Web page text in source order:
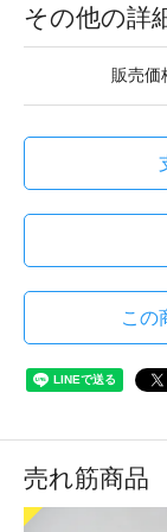
その他の詳
販売価
この
売れ筋商品